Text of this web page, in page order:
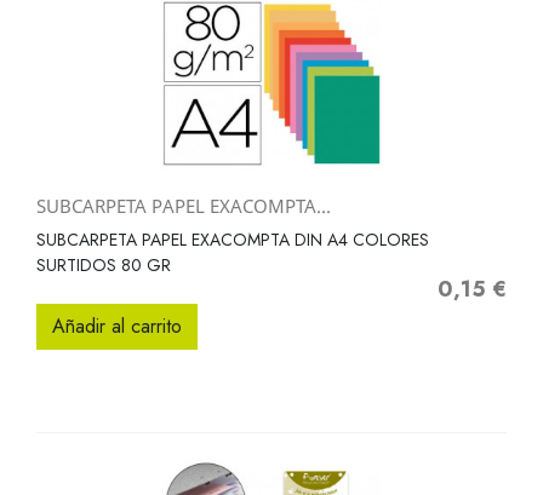
SUBCARPETA PAPEL EXACOMPTA...
SUBCARPETA PAPEL EXACOMPTA DIN A4 COLORES
SURTIDOS 80 GR
Precio
0,15 €
Añadir al carrito